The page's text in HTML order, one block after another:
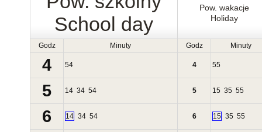
School day
Pow. wakacje
Holiday
Godz Minuty Godz Minuty
4 54 4 55
5 14 34 54 5 15 35 55
6 14 34 54 6 15 35 55